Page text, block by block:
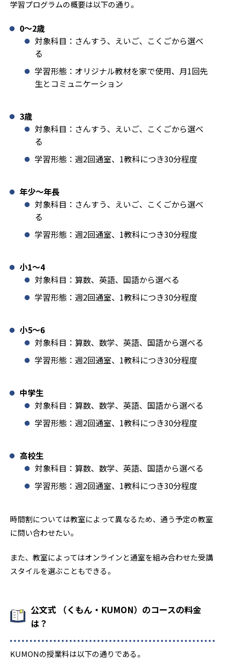
学習プログラムの概要は以下の通り。
0〜2歳
対象科目：さんすう、えいご、こくごから選べ
る
学習形態：オリジナル教材を家で使用、月1回先
生とコミュニケーション
3歳
対象科目：さんすう、えいご、こくごから選べ
る
学習形態：週2回通室、1教科につき30分程度
年少〜年長
対象科目：さんすう、えいご、こくごから選べ
る
学習形態：週2回通室、1教科につき30分程度
小1️〜4
対象科目：算数、英語、国語から選べる
学習形態：週2回通室、1教科につき30分程度
小5〜6
対象科目：算数、数学、英語、国語から選べる
学習形態：週2回通室、1教科につき30分程度
中学生
対象科目：算数、数学、英語、国語から選べる
学習形態：週2回通室、1教科につき30分程度
高校生
対象科目：算数、数学、英語、国語から選べる
学習形態：週2回通室、1教科につき30分程度
時間割については教室によって異なるため、通う予定の教室
に問い合わせたい。
また、教室によってはオンラインと通室を組み合わせた受講
スタイルを選ぶこともできる。
公文式 （くもん・KUMON）のコースの料金
は？
KUMONの授業料は以下の通りである。